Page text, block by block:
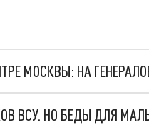
МОСКВЫ: НА
ВСУ. НО БЕДЫ ДЛЯ